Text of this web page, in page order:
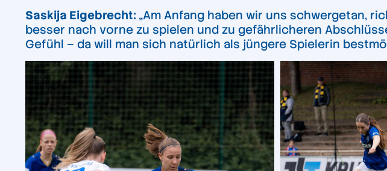
Saskija Eigebrecht: „Am Anfang haben wir uns schwergetan,
besser nach vorne zu spielen und zu gefährlicheren
Gefühl – da will man sich natürlich als jüngere Spielerin